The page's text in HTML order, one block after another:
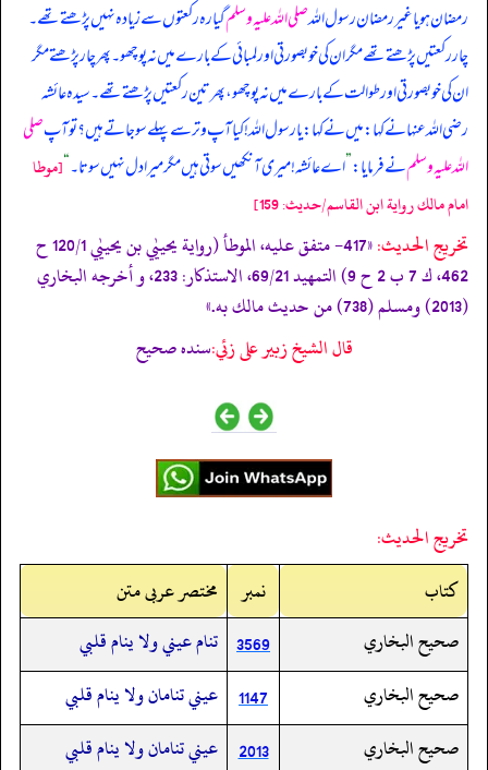
رمضان ہو یا غیر رمضان رسول اللہصلی اللہ علیہ وسلمگیارہ رکعتوں سے زیادہ نہیں پڑھتے تھے۔
چار رکعتیں پڑھتے تھے مگر ان کی خوبصورتی اور لمبائی کے بارے میں نہ پوچھو۔ پھر چار پڑھتے مگر
ان کی خوبصورتی اور طوالت کے بارے میں نہ پوچھو، پھر تین رکعتیں پڑھتے تھے۔ سیدہ عائشہ
رضی اللہ عنہا نے کہا: میں نے کہا: یا رسول اللہ! کیا آپ وتر سے پہلے سو جاتے ہیں؟ تو آپصلی
اللہ علیہ وسلمنے فرمایا:”اے عائشہ! میری آنکھیں سوتی ہیں مگر میرا دل نہیں سوتا۔“[موطا
امام مالك رواية ابن القاسم/حدیث: 159]
تخریج الحدیث:
«417- متفق عليه، الموطأ (رواية يحييٰي بن يحييٰي 120/1 ح
462، ك 7 ب 2 ح 9) التمهيد 69/21، الاستذكار: 233، و أخرجه البخاري
(2013) ومسلم (738) من حديث مالك به.»
قال الشيخ زبير على زئي:سنده صحيح
تخريج الحديث:
کتاب
نمبر
مختصر عربی متن
صحيح البخاري
3569 تنام عيني ولا ينام قلبي
صحيح البخاري
1147 عيني تنامان ولا ينام قلبي
صحيح البخاري
2013 عيني تنامان ولا ينام قلبي